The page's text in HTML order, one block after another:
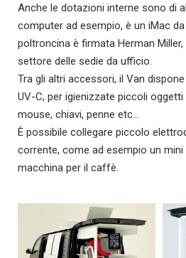
Anche le dotazioni interne sono di
computer ad esempio, è un iMac da
poltroncina è firmata Herman Miller,
settore delle sedie da ufficio.
Tra gli altri accessori, il Van
UV-C, per igienizzate piccoli
mouse, chiavi, penne etc…
È possibile collegare piccolo
corrente, come ad esempio un
macchina per il caffè.